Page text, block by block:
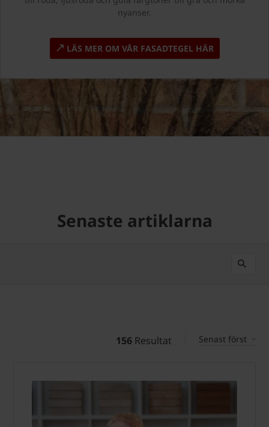
nyanser.
LÄS MER OM VÅR FASADTEGEL HÄR
Senaste artiklarna
156 Resultat Senast först